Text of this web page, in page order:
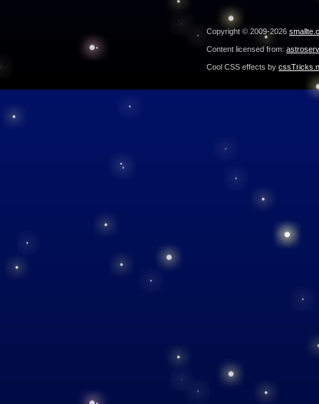
Copyright © 2009-2026
Content licensed from:
Cool CSS effects by